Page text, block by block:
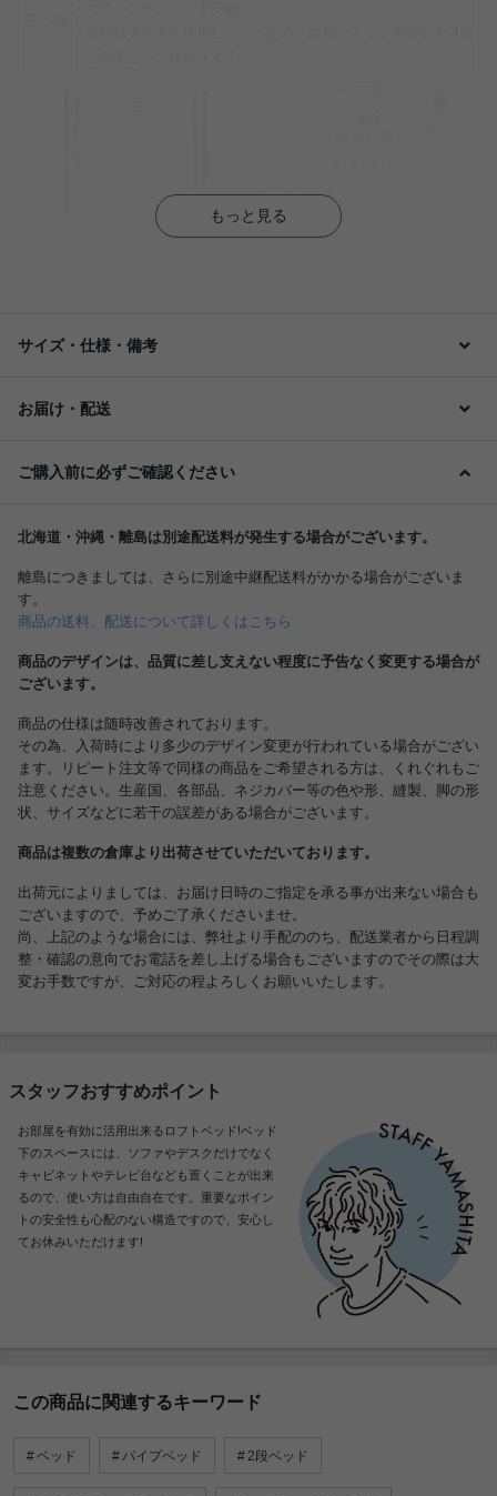
もっと見る
サイズ・仕様・備考
お届け・配送
ご購入前に必ずご確認ください
北海道・沖縄・離島は別途配送料が発生する場合がございます。
離島につきましては、さらに別途中継配送料がかかる場合がございま
す。
商品の送料、配送について詳しくはこちら
商品のデザインは、品質に差し支えない程度に予告なく変更する場合が
ございます。
商品の仕様は随時改善されております。
その為、入荷時により多少のデザイン変更が行われている場合がござい
ます。リピート注文等で同様の商品をご希望される方は、くれぐれもご
注意ください。生産国、各部品、ネジカバー等の色や形、縫製、脚の形
状、サイズなどに若干の誤差がある場合がございます。
商品は複数の倉庫より出荷させていただいております。
出荷元によりましては、お届け日時のご指定を承る事が出来ない場合も
ございますので、予めご了承くださいませ。
尚、上記のような場合には、弊社より手配ののち、配送業者から日程調
整・確認の意向でお電話を差し上げる場合もございますのでその際は大
変お手数ですが、ご対応の程よろしくお願いいたします。
スタッフおすすめポイント
お部屋を有効に活用出来るロフトベッド!ベッド
下のスペースには、ソファやデスクだけでなく
キャビネットやテレビ台なども置くことが出来
るので、使い方は自由自在です。重要なポイン
トの安全性も心配のない構造ですので、安心し
てお休みいただけます!
この商品に関連するキーワード
ベッド パイプベッド 2段ベッド